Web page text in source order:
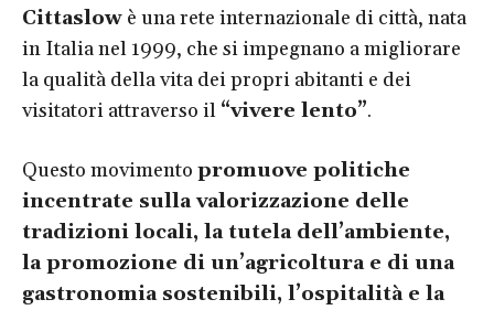
Cittaslow è una rete internazionale di città, nata
in Italia nel 1999, che si impegnano a migliorare
la qualità della vita dei propri abitanti e dei
visitatori attraverso il “vivere lento”.
Questo movimento promuove politiche
incentrate sulla valorizzazione delle
tradizioni locali, la tutela dell’ambiente,
la promozione di un’agricoltura e di una
gastronomia sostenibili, l’ospitalità e la